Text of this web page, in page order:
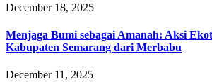
December 18, 2025
Menjaga Bumi sebagai Amanah: Aksi
Kabupaten Semarang dari Merbabu
December 11, 2025